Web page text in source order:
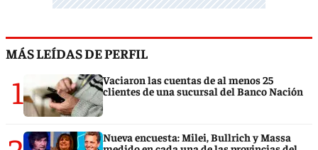
MÁS LEÍDAS DE PERFIL
1
Vaciaron las cuentas de al menos 25
clientes de una sucursal del Banco Nación
Nueva encuesta: Milei, Bullrich y Massa